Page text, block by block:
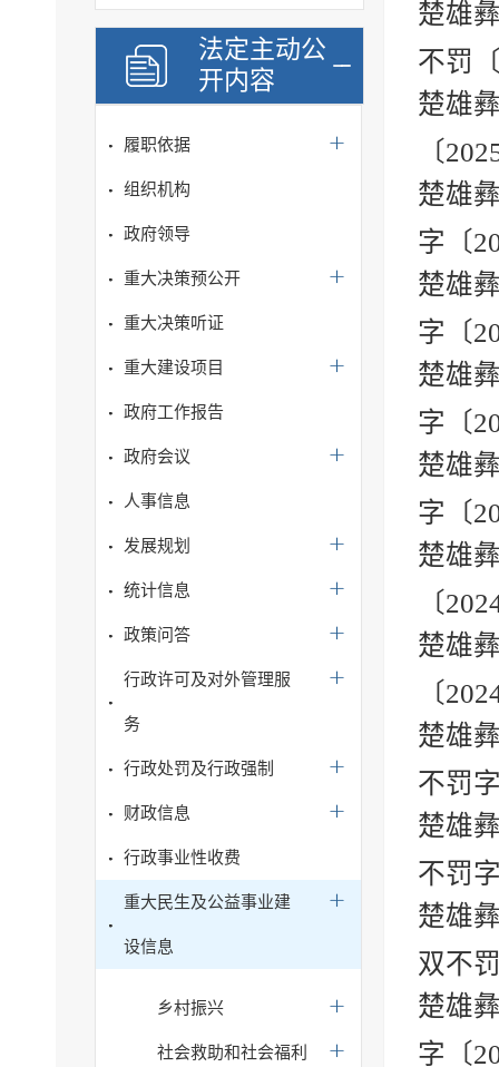
法定主动公
开内容
履职依据
组织机构
政府领导
重大决策预公开
重大决策听证
重大建设项目
政府工作报告
政府会议
人事信息
发展规划
统计信息
政策问答
行政许可及对外管理服
务
行政处罚及行政强制
财政信息
行政事业性收费
重大民生及公益事业建
设信息
乡村振兴
社会救助和社会福利
楚雄
不罚
楚雄
〔
楚雄
字〔
楚雄
字〔
楚雄
字〔
楚雄
字〔
楚雄
〔
楚雄
〔
楚雄
不罚
楚雄
不罚
楚雄
双不
楚雄
字〔